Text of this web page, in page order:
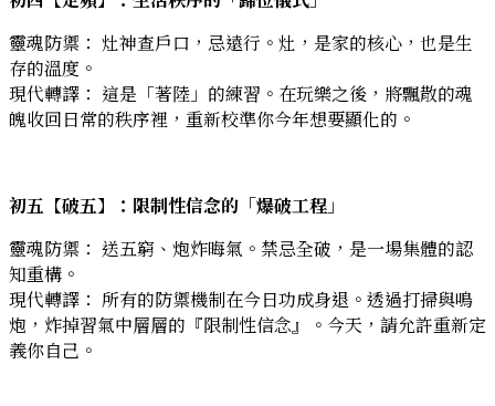
靈魂防禦： 灶神查戶口，忌遠行。灶，是家的核心，也是生
存的溫度。
現代轉譯： 這是「著陸」的練習。在玩樂之後，將飄散的魂
魄收回日常的秩序裡，重新校準你今年想要顯化的。
初五【破五】：限制性信念的「爆破工程」
靈魂防禦： 送五窮、炮炸晦氣。禁忌全破，是一場集體的認
知重構。
現代轉譯： 所有的防禦機制在今日功成身退。透過打掃與鳴
炮，炸掉習氣中層層的『限制性信念』。今天，請允許重新定
義你自己。